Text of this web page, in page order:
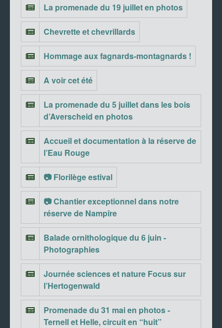
La promenade du 19 juillet en photos
Chevrette et chevrillards
Hommage aux fagnards-montagnards !
A voir cet été
La promenade du 5 juillet dans les bois
d’Averscheid en photos
Accueil et documentation à la réserve de
l’Eau Rouge
📷 Florilège estival
📷 Chantier exceptionnel dans notre
réserve de Nampîre
Balade ornithologique du 6 juin -
Photographies
Journée sciences et nature Focus sur
l’Hertogenwald
Promenade du 31 mai en photos -
Ternell et Helle, circuit en “huit”